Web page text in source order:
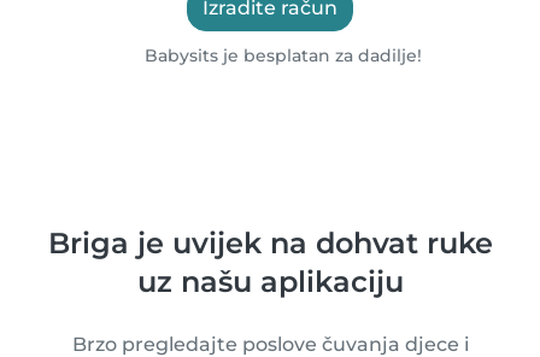
Izradite račun
Babysits je besplatan za dadilje!
Briga je uvijek na dohvat ruke
uz našu aplikaciju
Brzo pregledajte poslove čuvanja djece i